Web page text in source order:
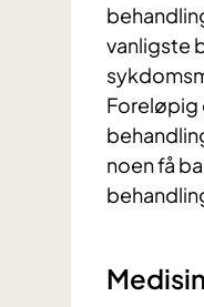
vanligste
Foreløpig
noen få